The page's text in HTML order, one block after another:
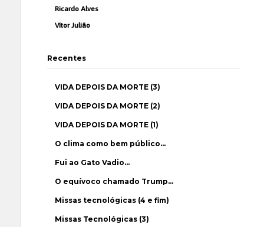
Ricardo Alves
Vítor Julião
Recentes
VIDA DEPOIS DA MORTE (3)
VIDA DEPOIS DA MORTE (2)
VIDA DEPOIS DA MORTE (1)
O clima como bem público…
Fui ao Gato Vadio…
O equívoco chamado Trump…
Missas tecnológicas (4 e fim)
Missas Tecnológicas (3)